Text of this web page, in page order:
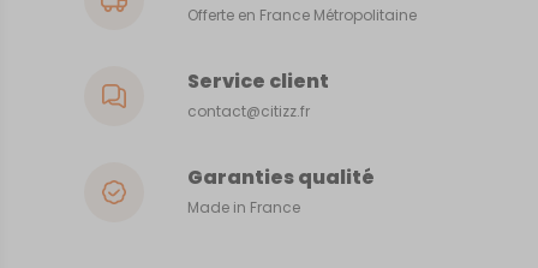
Offerte en France Métropolitaine
Service client
contact@citizz.fr
Garanties qualité
Made in France